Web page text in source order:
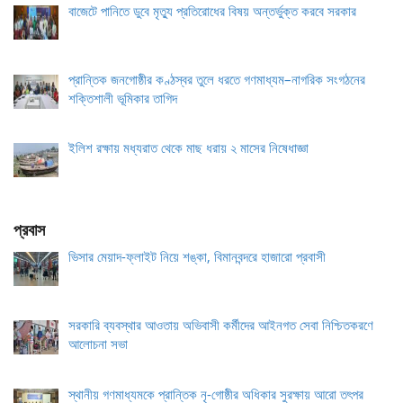
বাজেটে পানিতে ডুবে মৃত্যু প্রতিরোধের বিষয় অন্তর্ভুক্ত করবে সরকার
প্রান্তিক জনগোষ্ঠীর কণ্ঠস্বর তুলে ধরতে গণমাধ্যম–নাগরিক সংগঠনের
শক্তিশালী ভূমিকার তাগিদ
ইলিশ রক্ষায় মধ্যরাত থেকে মাছ ধরায় ২ মাসের নিষেধাজ্ঞা
প্রবাস
ভিসার মেয়াদ-ফ্লাইট নিয়ে শঙ্কা, বিমানবন্দরে হাজারো প্রবাসী
সরকারি ব্যবস্থার আওতায় অভিবাসী কর্মীদের আইনগত সেবা নিশ্চিতকরণে
আলোচনা সভা
স্থানীয় গণমাধ্যমকে প্রান্তিক নৃ-গোষ্ঠীর অধিকার সুরক্ষায় আরো তৎপর